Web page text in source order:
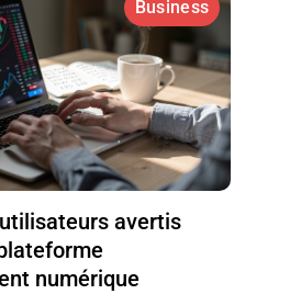
Business
avertis
numérique